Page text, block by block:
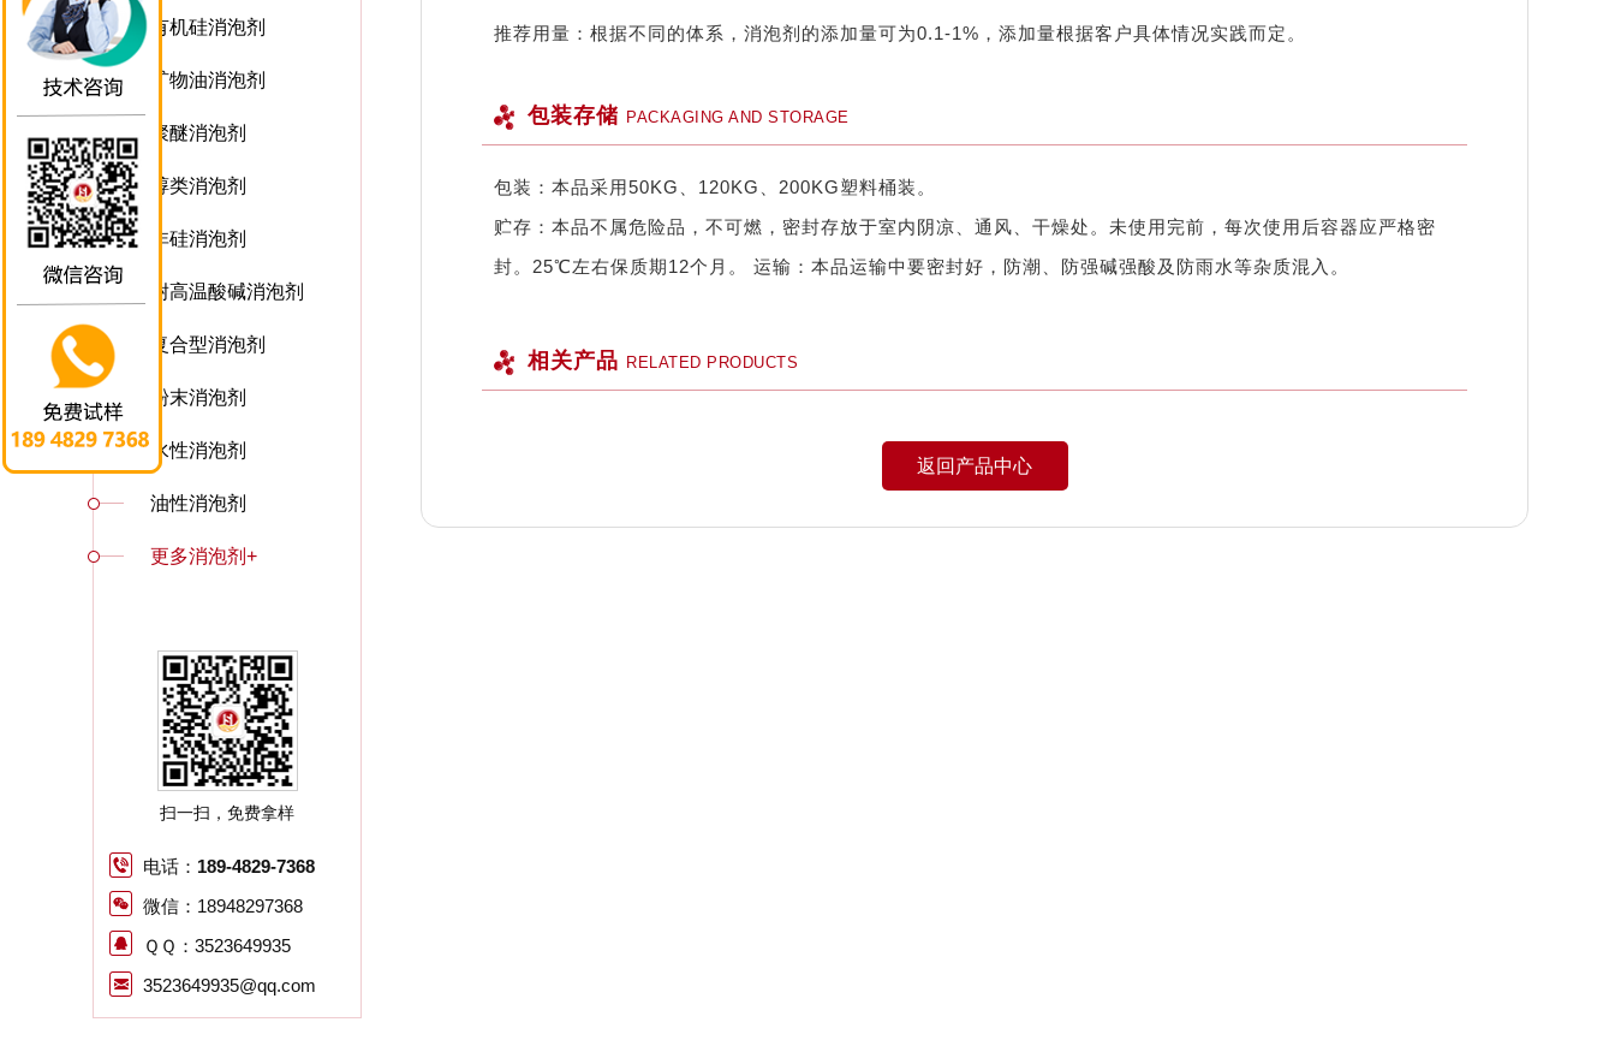
有机硅消泡剂
矿物油消泡剂
聚醚消泡剂
醇类消泡剂
非硅消泡剂
耐高温酸碱消泡剂
复合型消泡剂
粉末消泡剂
水性消泡剂
油性消泡剂
更多消泡剂+
扫一扫，免费拿样
电话： 189-4829-7368
微信：18948297368
ＱＱ：3523649935
3523649935@qq.com
推荐用量：根据不同的体系，消泡剂的添加量可为0.1-1%，添加量根据客户具体情况实践而定。
包装存储 PACKAGING AND STORAGE
包装：本品采用50KG、120KG、200KG塑料桶装。
贮存：本品不属危险品，不可燃，密封存放于室内阴凉、通风、干燥处。未使用完前，每次使用后容器应严格密
封。25℃左右保质期12个月。 运输：本品运输中要密封好，防潮、防强碱强酸及防雨水等杂质混入。
相关产品 RELATED PRODUCTS
返回产品中心